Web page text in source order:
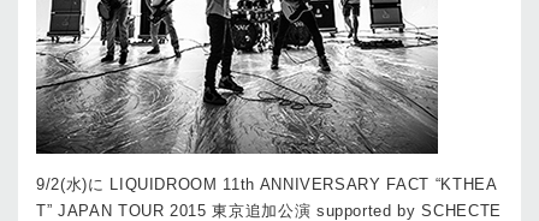
9/2(水)に LIQUIDROOM 11th ANNIVERSARY FACT “KTHEA
T” JAPAN TOUR 2015 東京追加公演 supported by SCHECTE